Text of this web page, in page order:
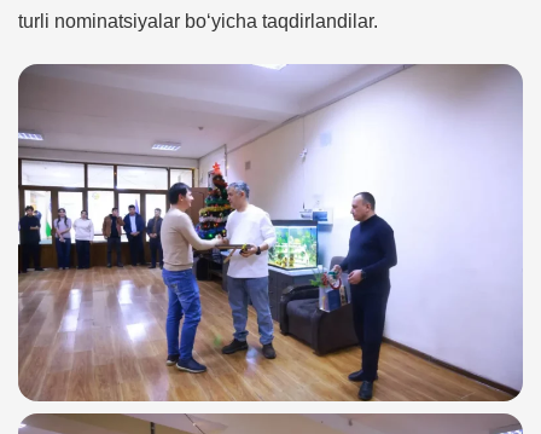
turli nominatsiyalar bo‘yicha taqdirlandilar.